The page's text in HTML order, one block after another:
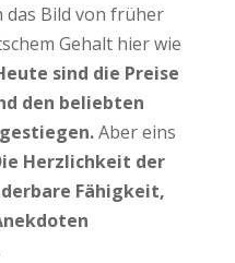
das Bild von früher
Gehalt hier wie
sind die Preise
den beliebten
Aber eins
Herzlichkeit der
Fähigkeit,